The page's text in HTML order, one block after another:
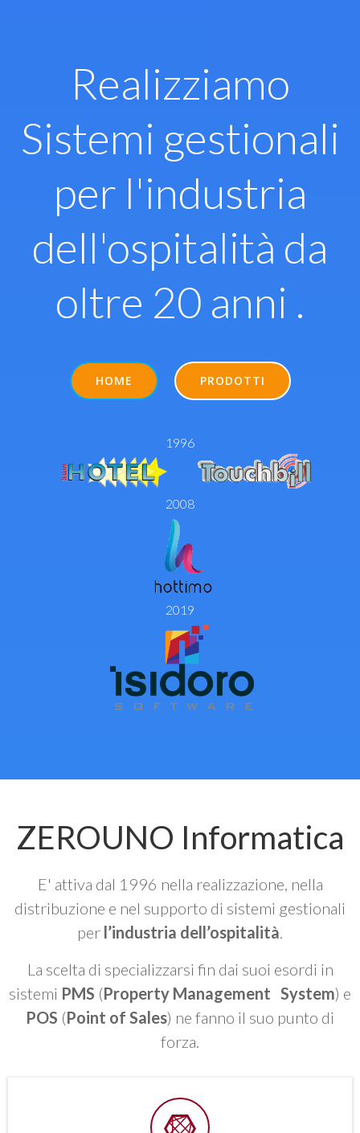
Realizziamo
Sistemi gestionali
per l'industria
dell'ospitalità da
oltre 20 anni .
HOME PRODOTTI
1996
2008
2019
ZEROUNO Informatica
E' attiva dal 1996 nella realizzazione, nella
distribuzione e nel supporto di sistemi gestionali
per l’industria dell’ospitalità
La scelta di specializzarsi fin dai suoi esordi in
sistemi PMS (Property Management System) e
POS (Point of Sales) ne fanno il suo punto di
forza.